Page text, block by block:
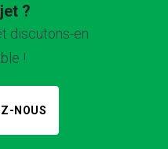
?
discutons-en
!
NOUS